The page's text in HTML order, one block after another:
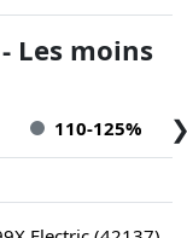
Les moins
110-125%